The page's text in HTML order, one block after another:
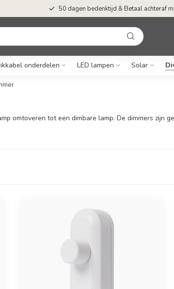
50 dagen bedenktijd & Betaal achteraf
onderdelen LED lampen Solar
omtoveren tot een dimbare lamp. De dimmers